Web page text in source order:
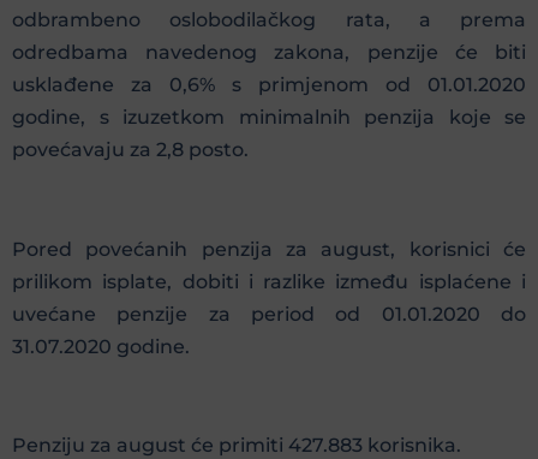
odbrambeno oslobodilačkog rata, a prema
odredbama navedenog zakona, penzije će biti
usklađene za 0,6% s primjenom od 01.01.2020
godine, s izuzetkom minimalnih penzija koje se
povećavaju za 2,8 posto.
Pored povećanih penzija za august, korisnici će
prilikom isplate, dobiti i razlike između isplaćene i
uvećane penzije za period od 01.01.2020 do
31.07.2020 godine.
Penziju za august će primiti 427.883 korisnika.